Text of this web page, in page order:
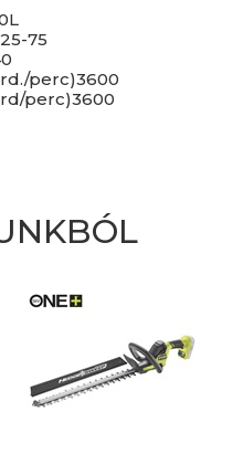
75
perc)3600
perc)3600